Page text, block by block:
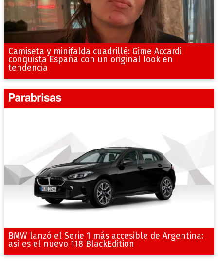
Camiseta y minifalda cuadrillé: Gime Accardi
conquista España con un original look en
tendencia
BMW lanzó el Serie 1 más accesible de Argentina:
así es el nuevo 118 BlackEdition